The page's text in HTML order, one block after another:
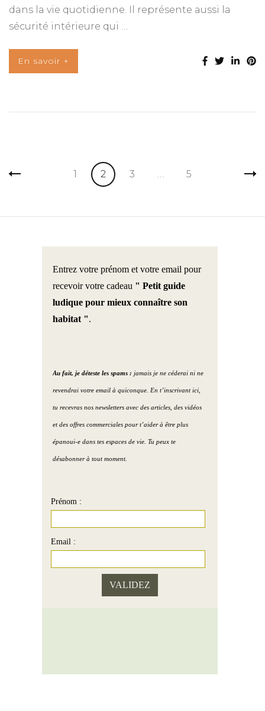
dans la vie quotidienne. Il représente aussi la
sécurité intérieure qui …
En savoir +
PaginationPage
1 Page
2 Page
3 Page
5
Entrez votre prénom et votre email pour
recevoir votre cadeau " Petit guide
ludique pour mieux connaître son
habitat ".
Au fait, je déteste les spams : jamais je ne céderai ni ne
revendrai votre email à quiconque. En t’inscrivant ici,
tu recevras nos newsletters avec des articles, des vidéos
et des offres commerciales pour t’aider à être plus
épanoui-e dans tes espaces de vie. Tu peux te
désabonner à tout moment.
Prénom :
Email :